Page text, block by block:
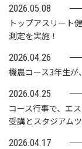
2026.05.08
トップアスリート
測定を実施！
2026.04.26
機農コース3年生が
2026.04.25
コース行事で、エ
受講とスタジアム
2026.04.17